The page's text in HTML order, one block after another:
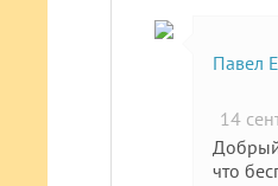
Павел
14
Добрый
что